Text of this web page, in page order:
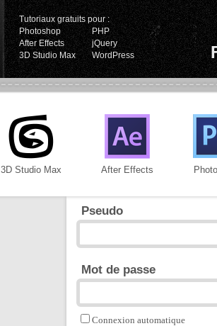
Tutoriaux gratuits pour :
Photoshop
PHP
After Effects
jQuery
3D Studio Max
WordPress
3D Studio Max After Effects
Pseudo
Mot de passe
Connexion automatique